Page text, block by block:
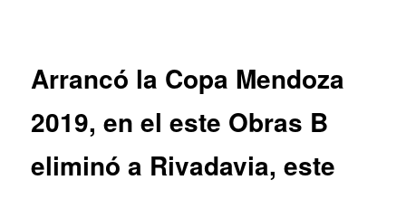
Arrancó la Copa Mendoza
2019, en el este Obras B
eliminó a Rivadavia, este